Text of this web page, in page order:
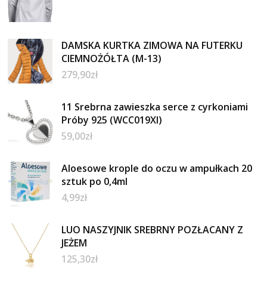
DAMSKA KURTKA ZIMOWA NA FUTERKU
CIEMNOŻÓŁTA (M-13)
279,90zł
11 Srebrna zawieszka serce z cyrkoniami
Próby 925 (WCC019XI)
59,00zł
Aloesowe krople do oczu w ampułkach 20
sztuk po 0,4ml
4,99zł
LUO NASZYJNIK SREBRNY POZŁACANY Z
JEŻEM
125,30zł